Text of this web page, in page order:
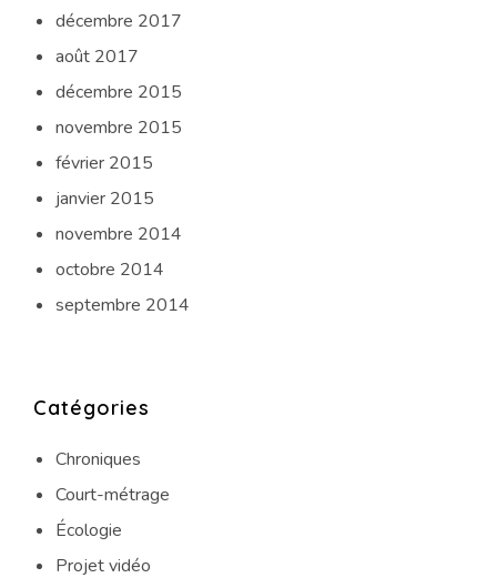
décembre 2017
août 2017
décembre 2015
novembre 2015
février 2015
janvier 2015
novembre 2014
octobre 2014
septembre 2014
Catégories
Chroniques
Court-métrage
Écologie
Projet vidéo